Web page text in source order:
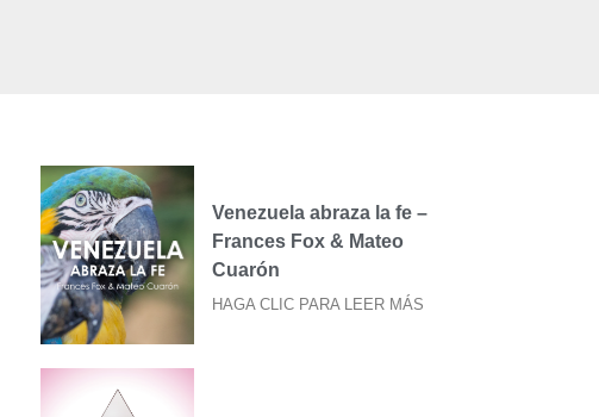
Venezuela abraza la fe –
Frances Fox & Mateo
Cuarón
HAGA CLIC PARA LEER MÁS